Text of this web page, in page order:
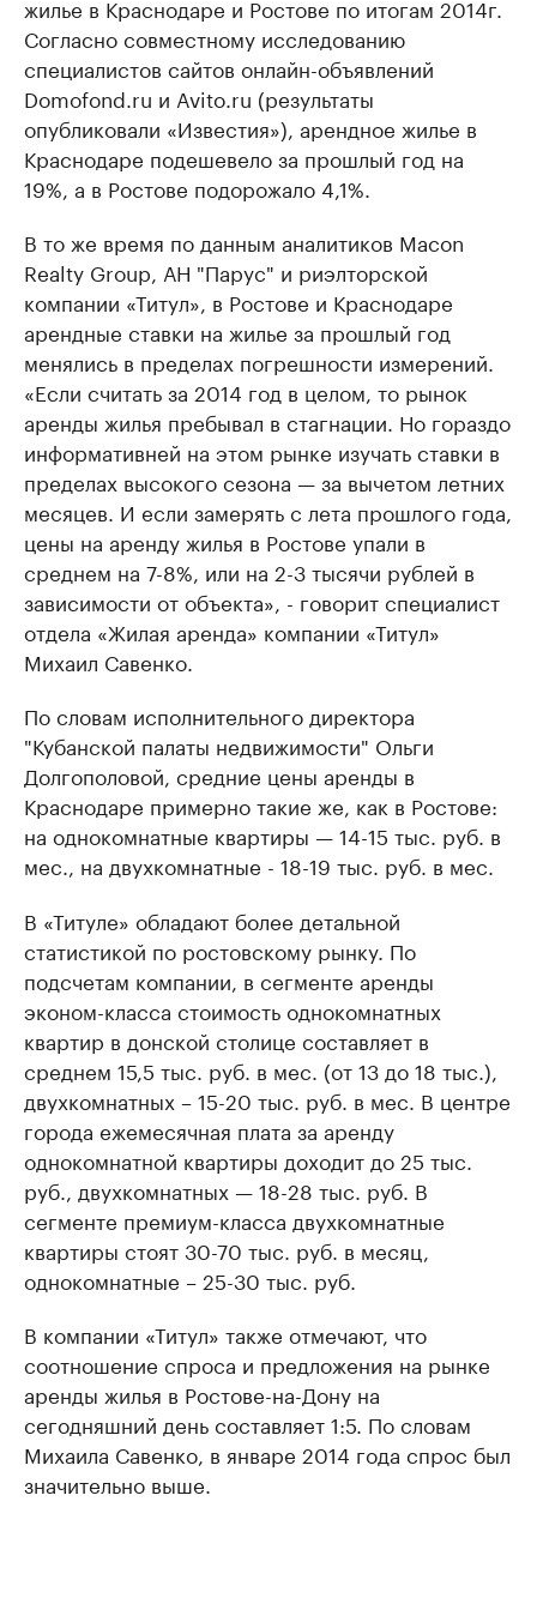
жилье в Краснодаре и Ростове по итогам 2014г.
Согласно совместному исследованию
специалистов сайтов онлайн-объявлений
Domofond.ru и Avito.ru (результаты
опубликовали «Известия»), арендное жилье в
Краснодаре подешевело за прошлый год на
19%, а в Ростове подорожало 4,1%.
В то же время по данным аналитиков Macon
Realty Group, АН "Парус" и риэлторской
компании «Титул», в Ростове и Краснодаре
арендные ставки на жилье за прошлый год
менялись в пределах погрешности измерений.
«Если считать за 2014 год в целом, то рынок
аренды жилья пребывал в стагнации. Но гораздо
информативней на этом рынке изучать ставки в
пределах высокого сезона — за вычетом летних
месяцев. И если замерять с лета прошлого года,
цены на аренду жилья в Ростове упали в
среднем на 7-8%, или на 2-3 тысячи рублей в
зависимости от объекта», - говорит специалист
отдела «Жилая аренда» компании «Титул»
Михаил Савенко.
По словам исполнительного директора
"Кубанской палаты недвижимости" Ольги
Долгополовой, средние цены аренды в
Краснодаре примерно такие же, как в Ростове:
на однокомнатные квартиры — 14-15 тыс. руб. в
мес., на двухкомнатные - 18-19 тыс. руб. в мес.
В «Титуле» обладают более детальной
статистикой по ростовскому рынку. По
подсчетам компании, в сегменте аренды
эконом-класса стоимость однокомнатных
квартир в донской столице составляет в
среднем 15,5 тыс. руб. в мес. (от 13 до 18 тыс.),
двухкомнатных – 15-20 тыс. руб. в мес. В центре
города ежемесячная плата за аренду
однокомнатной квартиры доходит до 25 тыс.
руб., двухкомнатных — 18-28 тыс. руб. В
сегменте премиум-класса двухкомнатные
квартиры стоят 30-70 тыс. руб. в месяц,
однокомнатные – 25-30 тыс. руб.
В компании «Титул» также отмечают, что
соотношение спроса и предложения на рынке
аренды жилья в Ростове-на-Дону на
сегодняшний день составляет 1:5. По словам
Михаила Савенко, в январе 2014 года спрос был
значительно выше.